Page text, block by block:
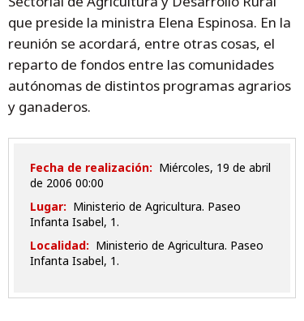
que preside la ministra Elena Espinosa. En la
reunión se acordará, entre otras cosas, el
reparto de fondos entre las comunidades
autónomas de distintos programas agrarios
y ganaderos.
Fecha de realización: miércoles, 19 de abril
de 2006 00:00
Lugar: Ministerio de Agricultura. Paseo
Infanta Isabel, 1.
Localidad: Ministerio de Agricultura. Paseo
Infanta Isabel, 1.